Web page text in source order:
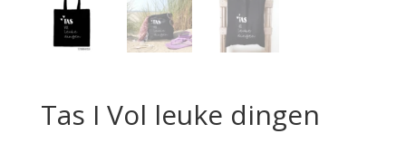
Tas I Vol leuke dingen